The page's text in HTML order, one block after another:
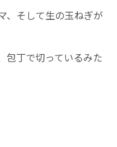
、そして生の玉ねぎが
包丁で切っているみた